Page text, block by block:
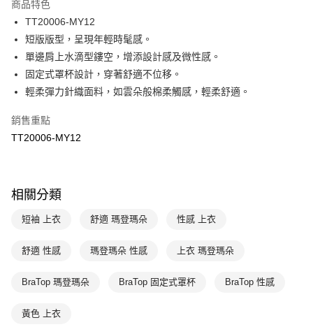
合作金庫商業銀行
華南商業銀行
上海商業儲蓄銀行
國泰世華商業銀行
兆豐國際商業銀行
臺灣中小企業銀行
台中商業銀行
匯豐（台灣）商業銀行
華泰商業銀行
聯邦商業銀行
遠東國際商業銀行
元大商業銀行
台新國際商業銀行
LINE Pay
Apple Pay
悠遊付
全盈+PAY
AFTEE先享後付
AFTEE先享後付是「在收到商品之後才付款」的支付方式。 讓您購物簡單
便利好安心！
１．簡單：不需註冊會員、不需綁卡、不需儲值。
１．於結帳方式選擇「AFTEE先享後付」後，將跳轉至「AFTEE先享後付」
３．收到繳費通知簡訊後14天內，點擊此簡訊中的連結，可透過四大超商／
ATM付款
運送方式
全家取貨付款$888免運-以PackAge+配客嘉循環箱包裝寄出
付款後全家取貨$888免運-以PackAge+配客嘉循環箱包裝寄出
每筆NT$90，滿NT$888(含以上)免運費
商品特色
TT20006-MY12
短版版型，呈現年輕時髦感。
單邊肩上水滴型鏤空，增添設計感及微性感。
固定式罩杯設計，穿著舒適不位移。
輕柔彈力針織面料，如雲朵般棉柔觸感，輕柔舒適。
銷售重點
TT20006-MY12
相關分類
短袖 上衣 舒適 瑪登瑪朵 性感 上衣
舒適 性感 瑪登瑪朵 性感 上衣 瑪登瑪朵
BraTop 瑪登瑪朵 BraTop 固定式罩杯 BraTop 性感
黃色 上衣